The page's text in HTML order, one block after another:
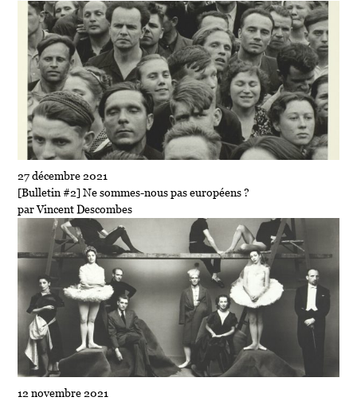
27 décembre 2021
[Bulletin #2] Ne sommes-nous pas européens ?
par Vincent Descombes
12 novembre 2021